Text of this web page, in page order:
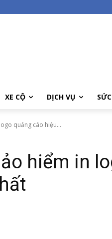
XE CỘ DỊCH VỤ
quảng cáo hiệu...
hiểm in